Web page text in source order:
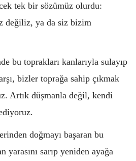
tek bir sözümüz olurdu:
değiliz, ya da siz bizim
bu toprakları kanlarıyla sulayıp
bizler toprağa sahip çıkmak
Artık düşmanla değil, kendi
doğmayı başaran bu
yarasını sarıp yeniden ayağa